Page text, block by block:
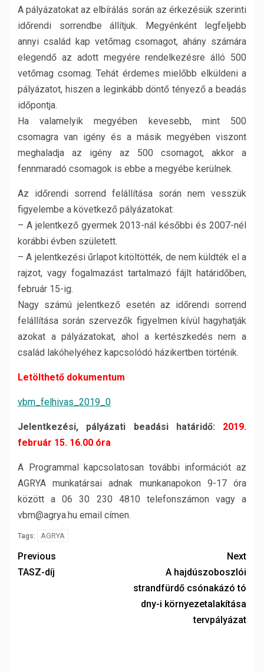
A pályázatokat az elbírálás során az érkezésük szerinti
időrendi sorrendbe állítjuk. Megyénként legfeljebb
annyi család kap vetőmag csomagot, ahány számára
elegendő az adott megyére rendelkezésre álló 500
vetőmag csomag. Tehát érdemes mielőbb elküldeni a
pályázatot, hiszen a leginkább döntő tényező a beadás
időpontja.
Ha valamelyik megyében kevesebb, mint 500
csomagra van igény és a másik megyében viszont
meghaladja az igény az 500 csomagot, akkor a
fennmaradó csomagok is ebbe a megyébe kerülnek.
Az időrendi sorrend felállítása során nem vesszük
figyelembe a következő pályázatokat:
– A jelentkező gyermek 2013-nál későbbi és 2007-nél
korábbi évben született.
– A jelentkezési űrlapot kitöltötték, de nem küldték el a
rajzot, vagy fogalmazást tartalmazó fájlt határidőben,
február 15-ig.
Nagy számú jelentkező esetén az időrendi sorrend
felállítása során szervezők figyelmen kívül hagyhatják
azokat a pályázatokat, ahol a kertészkedés nem a
család lakóhelyéhez kapcsolódó házikertben történik.
Letölthető dokumentum
vbm_felhivas_2019_0
Jelentkezési, pályázati beadási határidő: 2019.
február 15. 16.00 óra
A Programmal kapcsolatosan további információt az
AGRYA munkatársai adnak munkanapokon 9-17 óra
között a 06 30 230 4810 telefonszámon vagy a
vbm@agrya.hu email címen.
Tags: AGRYA
Previous
TASZ-díj
Next
A hajdúszoboszlói
strandfürdő csónakázó tó
dny-i környezetalakítása
tervpályázat